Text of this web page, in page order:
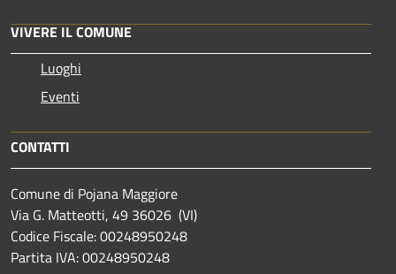
VIVERE IL COMUNE
Luoghi
Eventi
CONTATTI
Comune di Pojana Maggiore
Via G. Matteotti, 49 36026 (VI)
Codice Fiscale: 00248950248
Partita IVA: 00248950248